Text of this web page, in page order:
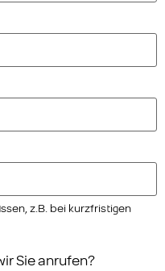
z.B. bei kurzfristigen
Sie anrufen?